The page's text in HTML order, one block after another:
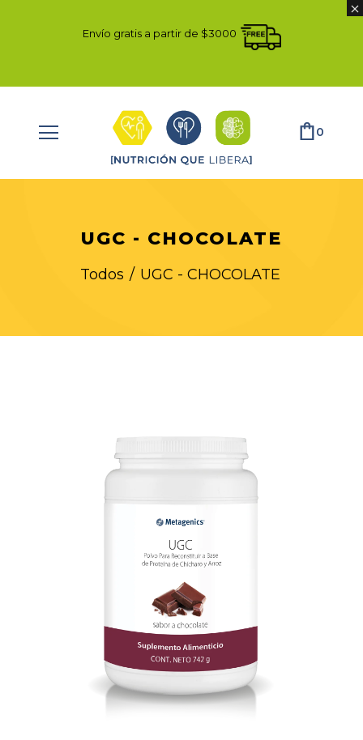
Envío gratis a partir de $3000
0
UGC - CHOCOLATE
Todos / UGC - CHOCOLATE